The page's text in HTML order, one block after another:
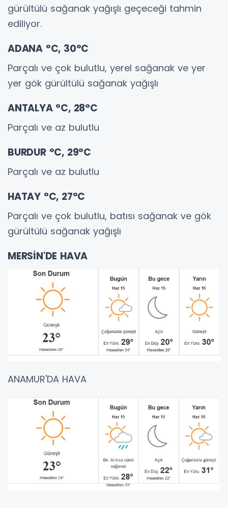
gürültülü sağanak yağışlı geçeceği tahmin
ediliyor.
ADANA °C, 30°C
Parçalı ve çok bulutlu, yerel sağanak ve yer
yer gök gürültülü sağanak yağışlı
ANTALYA °C, 28°C
Parçalı ve az bulutlu
BURDUR °C, 29°C
Parçalı ve az bulutlu
HATAY °C, 27°C
Parçalı ve çok bulutlu, batısı sağanak ve gök
gürültülü sağanak yağışlı
MERSİN'DE HAVA
ANAMUR'DA HAVA